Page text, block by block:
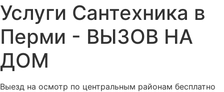
Услуги Сантехника в
Перми - ВЫЗОВ НА
ДОМ
Выезд на осмотр по центральным районам бесплатно